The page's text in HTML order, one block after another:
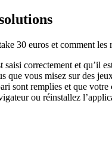
30 euros et comment les
correctement et qu’il
que vous misez sur des
sont remplies et que
ou réinstallez